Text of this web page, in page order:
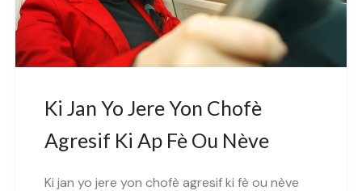
Ki Jan Yo Jere Yon Chofè
Agresif Ki Ap Fè Ou Nève
Ki jan yo jere yon chofè agresif ki fè ou nève